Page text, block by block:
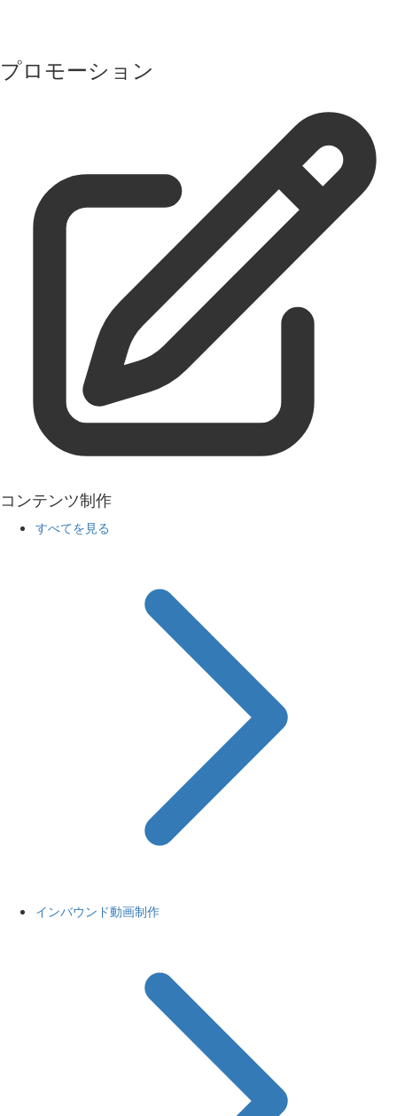
プロモーション
コンテンツ制作
すべてを見る
インバウンド動画制作